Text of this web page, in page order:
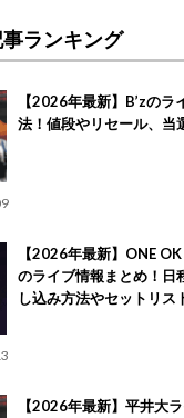
ランキング
【2026年最新】B’zの
法！値段やリセール、当
【2026年最新】ONE
のライブ情報まとめ！日
し込み方法やセットリス
【2026年最新】平井大